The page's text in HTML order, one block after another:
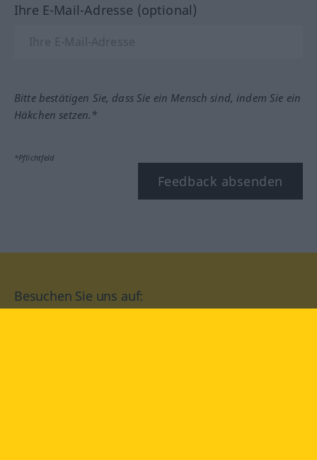
Ihre E-Mail-Adresse (optional)
Bitte bestätigen Sie, dass Sie ein Mensch sind, indem Sie ein
Häkchen setzen.*
*Pflichtfeld
Feedback absenden
Besuchen Sie uns auf: